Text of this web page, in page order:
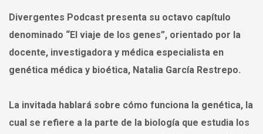
Divergentes Podcast presenta su octavo capítulo
denominado “El viaje de los genes”, orientado por la
docente, investigadora y médica especialista en
genética médica y bioética, Natalia García Restrepo.
La invitada hablará sobre cómo funciona la genética, la
cual se refiere a la parte de la biología que estudia los